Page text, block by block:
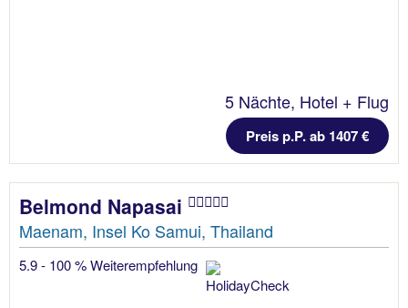
5 Nächte, Hotel + Flug
Preis p.P. ab 1407 €
Belmond Napasai
Maenam, Insel Ko Samui, Thailand
5.9 - 100 % Weiterempfehlung